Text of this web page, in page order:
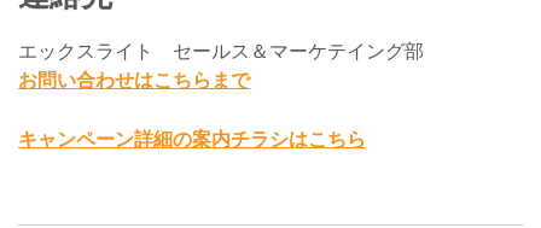
エックスライト セールス＆マーケテイング部
お問い合わせはこちらまで
キャンペーン詳細の案内チラシはこちら